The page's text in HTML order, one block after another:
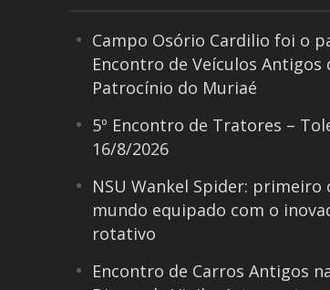
Campo Osório Cardilio foi o
Encontro de Veículos Antigos
Patrocínio do Muriaé
5º Encontro de Tratores –
16/8/2026
NSU Wankel Spider: primeiro
mundo equipado com o
rotativo
Encontro de Carros Antigos